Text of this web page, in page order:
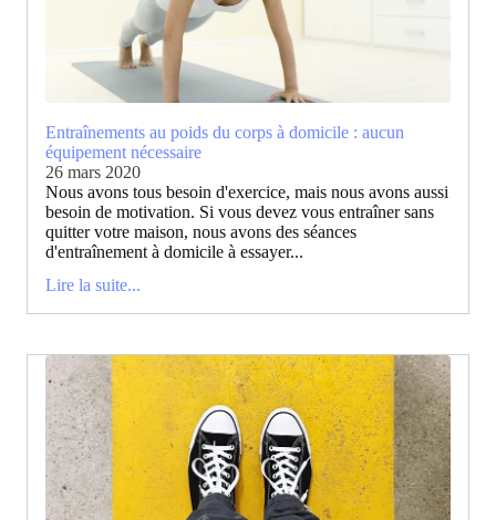
Entraînements au poids du corps à domicile : aucun
équipement nécessaire
26 mars 2020
Nous avons tous besoin d'exercice, mais nous avons aussi
besoin de motivation. Si vous devez vous entraîner sans
quitter votre maison, nous avons des séances
d'entraînement à domicile à essayer...
Lire la suite...